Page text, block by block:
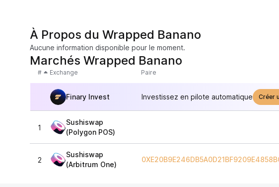
À Propos du Wrapped Banano
Aucune information disponible pour le moment.
Marchés Wrapped Banano
# Exchange Paire
Finary Invest Investissez en pilote automatique Créer
1
Sushiswap
(Polygon POS)
2
Sushiswap
(Arbitrum One)